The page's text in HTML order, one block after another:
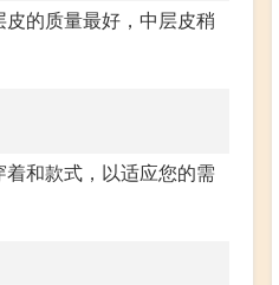
的质量最好，中层皮稍
和款式，以适应您的需